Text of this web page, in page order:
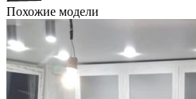
Похожие модели